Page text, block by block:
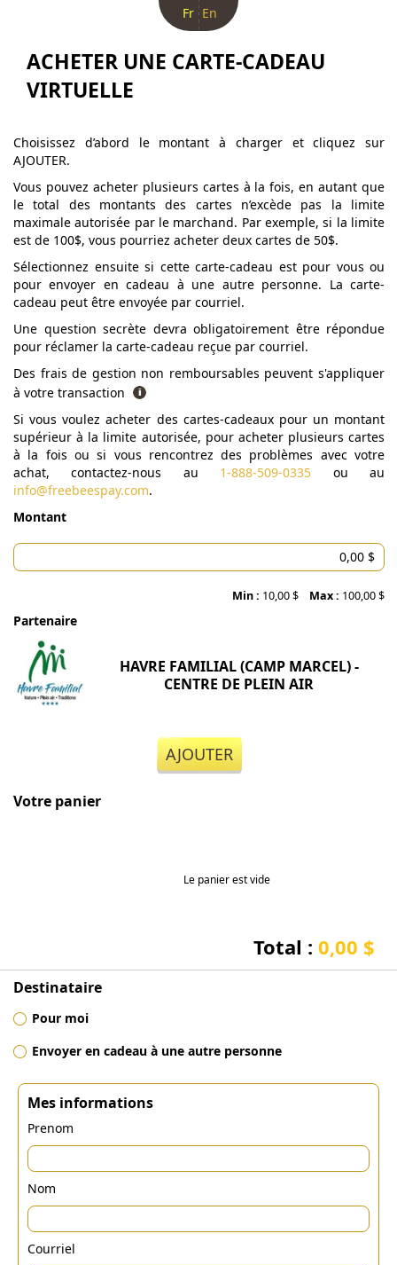
Fr En
ACHETER UNE CARTE-CADEAU
VIRTUELLE
Choisissez d’abord le montant à charger et cliquez sur
AJOUTER.
Vous pouvez acheter plusieurs cartes à la fois, en autant que
le total des montants des cartes n’excède pas la limite
maximale autorisée par le marchand. Par exemple, si la limite
est de 100$, vous pourriez acheter deux cartes de 50$.
Sélectionnez ensuite si cette carte-cadeau est pour vous ou
pour envoyer en cadeau à une autre personne. La carte-
cadeau peut être envoyée par courriel.
Une question secrète devra obligatoirement être répondue
pour réclamer la carte-cadeau reçue par courriel.
Des frais de gestion non remboursables peuvent s'appliquer
à votre transaction
Si vous voulez acheter des cartes-cadeaux pour un montant
supérieur à la limite autorisée, pour acheter plusieurs cartes
à la fois ou si vous rencontrez des problèmes avec votre
achat, contactez-nous au 1-888-509-0335 ou au
info@freebeespay.com.
Montant
Min : 10,00 $ Max : 100,00 $
Partenaire
HAVRE FAMILIAL (CAMP MARCEL) -
CENTRE DE PLEIN AIR
AJOUTER
Votre panier
Le panier est vide
Total : 0,00 $
Destinataire
Pour moi
Envoyer en cadeau à une autre personne
Mes informations
Prenom
Nom
Courriel